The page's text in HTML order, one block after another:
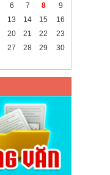
6 7 8
9
13 14 15
16
20 21 22
23
27 28 29
30